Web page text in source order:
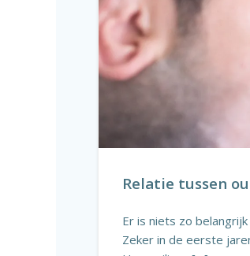
Relatie tussen
Er is niets zo
Zeker in de eerste